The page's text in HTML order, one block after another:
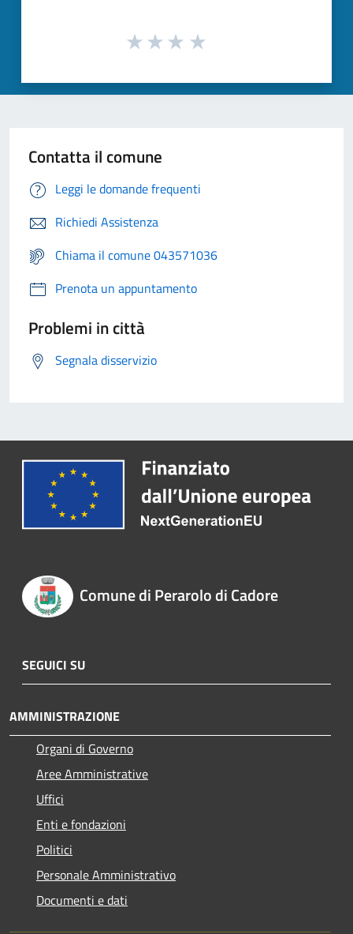
Contatta il comune
Leggi le domande frequenti
Richiedi Assistenza
Chiama il comune 043571036
Prenota un appuntamento
Problemi in città
Segnala disservizio
Comune di Perarolo di Cadore
SEGUICI SU
AMMINISTRAZIONE
Organi di Governo
Aree Amministrative
Uffici
Enti e fondazioni
Politici
Personale Amministrativo
Documenti e dati